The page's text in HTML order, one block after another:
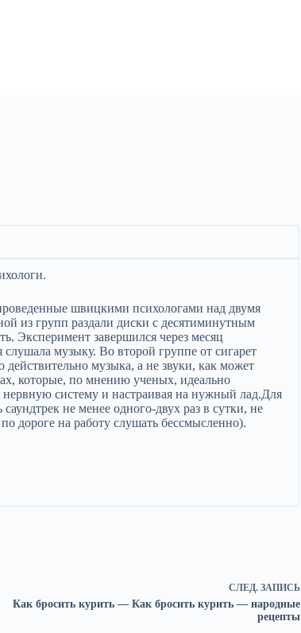
швицкими психологами над двумя
из групп раздали диски с десятиминутным
Эксперимент завершился через месяц
музыку. Во второй группе от сигарет
музыка, а не звуки, как может
которые, по мнению ученых, идеально
систему и настраивая на нужный лад.Для
не менее одного-двух раз в сутки, не
дороге на работу слушать бессмысленно).
СЛЕД. ЗАПИСЬ
Как бросить курить — Как бросить курить — народные
рецепты